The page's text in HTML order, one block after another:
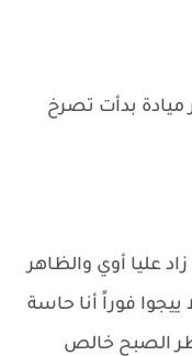
ميادة بدأت تصرخ
عليا أوي والظاهر
فوراً أنا حاسة
الصبح خالص